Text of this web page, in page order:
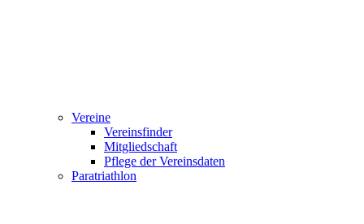
Vereine
Vereinsfinder
Mitgliedschaft
Pflege der Vereinsdaten
Paratriathlon